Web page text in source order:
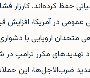
حفظ کرده‌اند. کارزار
عمومی در آمریکا،
متحدان اروپایی با
تهدیدهای مکرر ترامپ
ضرب‌الاجل‌ها، این